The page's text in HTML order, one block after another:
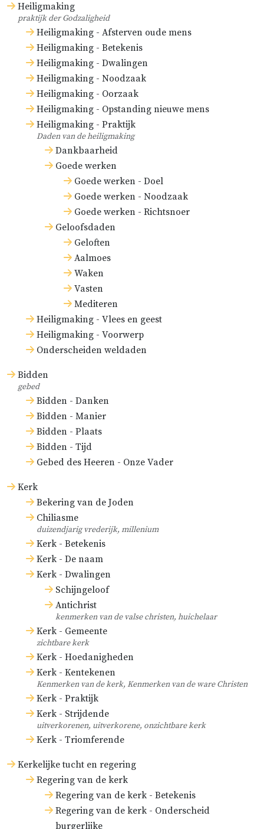
Heiligmaking
praktijk der Godzaligheid
Heiligmaking - Afsterven oude mens
Heiligmaking - Betekenis
Heiligmaking - Dwalingen
Heiligmaking - Noodzaak
Heiligmaking - Oorzaak
Heiligmaking - Opstanding nieuwe mens
Heiligmaking - Praktijk
Daden van de heiligmaking
Dankbaarheid
Goede werken
Goede werken - Doel
Goede werken - Noodzaak
Goede werken - Richtsnoer
Geloofsdaden
Geloften
Aalmoes
Waken
Vasten
Mediteren
Heiligmaking - Vlees en geest
Heiligmaking - Voorwerp
Onderscheiden weldaden
Bidden
gebed
Bidden - Danken
Bidden - Manier
Bidden - Plaats
Bidden - Tijd
Gebed des Heeren - Onze Vader
Kerk
Bekering van de Joden
Chiliasme
duizendjarig vrederijk, millenium
Kerk - Betekenis
Kerk - De naam
Kerk - Dwalingen
Schijngeloof
Antichrist
kenmerken van de valse christen, huichelaar
Kerk - Gemeente
zichtbare kerk
Kerk - Hoedanigheden
Kerk - Kentekenen
Kenmerken van de kerk, Kenmerken van de ware Christen
Kerk - Praktijk
Kerk - Strijdende
uitverkorenen, uitverkorene, onzichtbare kerk
Kerk - Triomferende
Kerkelijke tucht en regering
Regering van de kerk
Regering van de kerk - Betekenis
Regering van de kerk - Onderscheid
burgerlijke